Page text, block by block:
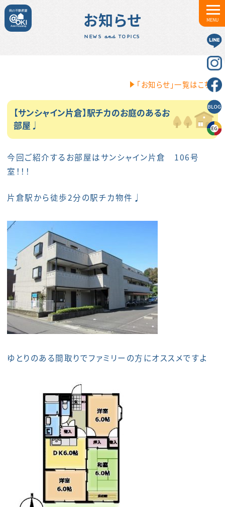
MENU
お知らせ
NEWS and TOPICS
「お知らせ」一覧はこちら
【サンシャイン片倉】駅チカのお庭のあるお
部屋♩
今回ご紹介するお部屋はサンシャイン片倉 106号
室！！！
片倉駅から徒歩2分の駅チカ物件♩
ゆとりのある間取りでファミリーの方にオススメですよ